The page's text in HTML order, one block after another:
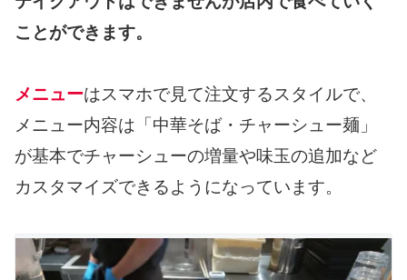
ことができます。
メニューはスマホで見て注文するスタイルで、
メニュー内容は「中華そば・チャーシュー麺」
が基本でチャーシューの増量や味玉の追加など
カスタマイズできるようになっています。